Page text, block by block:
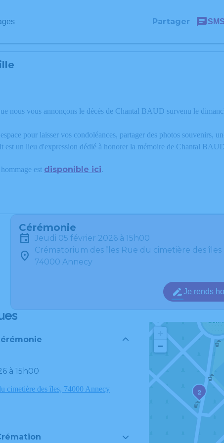
Partager SMS
nous vous annonçons le décès de Chantal BAUD survenu le
pour laisser vos condoléances, partager des photos souvenirs,
est un lieu d'expression dédié à honorer la mémoire de Chantal
est disponible ici.
Cérémonie
jeudi 05 février 2026 à 15h00
Crématorium des îles Rue du cimetière des îles
74000 Annecy
Je rends
à 15h00
cimetière des îles, 74000 Annecy 2
−